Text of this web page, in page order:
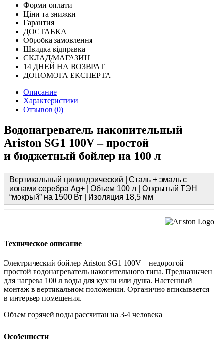
Форми оплати
Ціни та знижки
Гарантия
ДОСТАВКА
Обробка замовлення
Швидка відправка
СКЛАД/МАГАЗИН
14 ДНЕЙ НА ВОЗВРАТ
ДОПОМОГА ЕКСПЕРТА
Описание
Характеристики
Отзывов (0)
Водонагреватель накопительный
Ariston SG1 100V – простой
и бюджетный бойлер на 100 л
Вертикальный цилиндрический | Сталь + эмаль с
ионами серебра Ag+ | Объем 100 л | Открытый ТЭН
“мокрый” на 1500 Вт | Изоляция 18,5 мм
Техническое описание
Электрический бойлер Ariston SG1 100V – недорогой
простой водонагреватель накопительного типа. Предназначен
для нагрева 100 л воды для кухни или душа. Настенный
монтаж в вертикальном положении. Органично вписывается
в интерьер помещения.
Объем горячей воды рассчитан на 3-4 человека.
Особенности